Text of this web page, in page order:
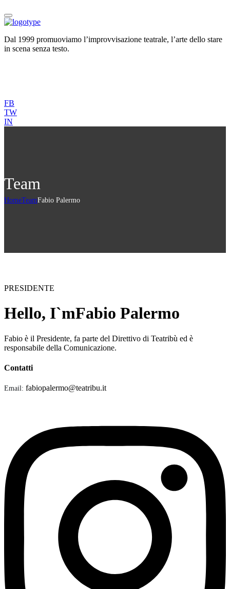
Dal 1999 promuoviamo l’improvvisazione teatrale, l’arte dello stare
in scena senza testo.
FB
TW
IN
Team
HomeTeamFabio Palermo
PRESIDENTE
Hello, I`mFabio Palermo
Fabio è il Presidente, fa parte del Direttivo di Teatribù ed è
responsabile della Comunicazione.
Contatti
Email: fabiopalermo@teatribu.it